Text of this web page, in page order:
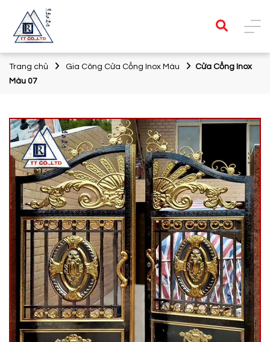
Trang chủ Gia Công Cửa Cổng Inox Màu
Cửa Cổng Inox
Màu 07